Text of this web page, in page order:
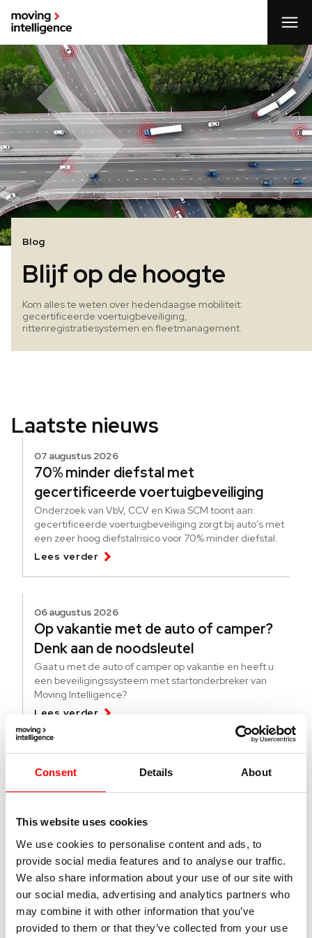
Consent Details About
This website uses cookies
We use cookies to personalise content and ads, to
provide social media features and to analyse our traffic.
We also share information about your use of our site with
our social media, advertising and analytics partners who
may combine it with other information that you’ve
provided to them or that they’ve collected from your use
Blog
Blijf op de hoogte
Kom alles te weten over hedendaagse mobiliteit:
gecertificeerde voertuigbeveiliging,
rittenregistratiesystemen en fleetmanagement.
Laatste nieuws
07 augustus 2026
70% minder diefstal met
gecertificeerde voertuigbeveiliging
Onderzoek van VbV, CCV en Kiwa SCM toont aan:
gecertificeerde voertuigbeveiliging zorgt bij auto’s met
een zeer hoog diefstalrisico voor 70% minder diefstal.
Lees verder
06 augustus 2026
Op vakantie met de auto of camper?
Denk aan de noodsleutel
Gaat u met de auto of camper op vakantie en heeft u
een beveiligingssysteem met startonderbreker van
Moving Intelligence?
Lees verder
04 augustus 2026
Specifieke modellen bedrijfsvoertuigen worden vaker
gestolen busjes terug?
Lees verder
01 juli 2026